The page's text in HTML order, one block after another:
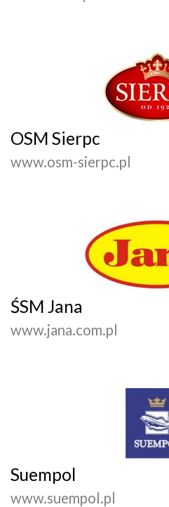
OSM Sierpc
www.osm-sierpc.pl
ŚSM Jana
www.jana.com.pl
Suempol
www.suempol.pl